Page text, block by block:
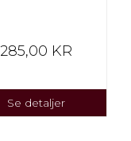
285,00 KR
Se detaljer